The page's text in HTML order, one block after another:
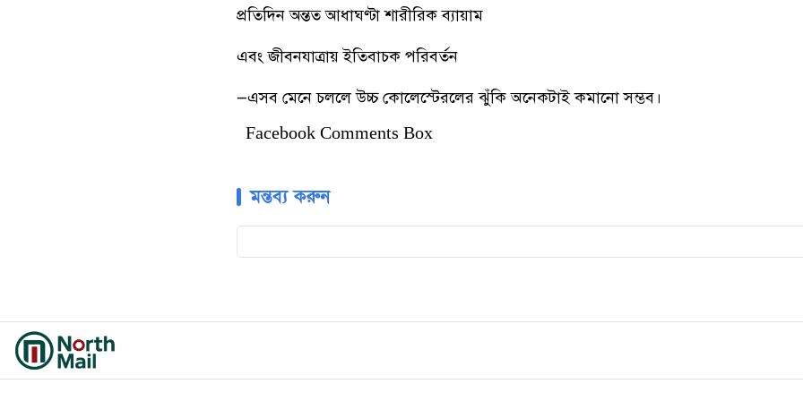
প্রতিদিন অন্তত আধাঘণ্টা শারীরিক ব্যায়াম
এবং জীবনযাত্রায় ইতিবাচক পরিবর্তন
—এসব মেনে চললে উচ্চ কোলেস্টেরলের ঝুঁকি অনেকটাই কমানো সম্ভব।
Facebook Comments Box
মন্তব্য করুন